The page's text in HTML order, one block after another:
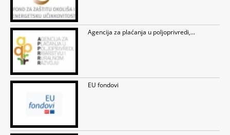
Agencija za plaćanja u poljoprivredi,...
EU fondovi